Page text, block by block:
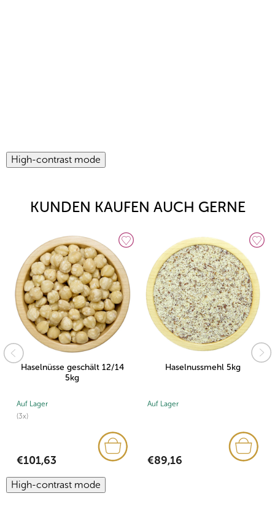
High-contrast mode
KUNDEN KAUFEN AUCH GERNE
Haselnüsse geschält 12/14
5kg
(3x)
Auf Lager
€101,63
Haselnussmehl 5kg
Auf Lager
€89,16
High-contrast mode